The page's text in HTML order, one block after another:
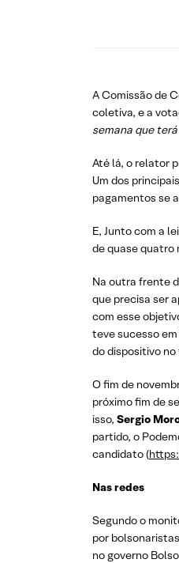
A Comissão de
coletiva, e a
semana que
Até lá, o relator
Um dos
pagamentos se
E, Junto com a
de quase quatro
Na outra frente
que precisa ser
com esse
teve sucesso
do dispositivo
O fim de
próximo fim de
isso, Sergio
partido, o
candidato (
Nas redes
Segundo o
por
no governo